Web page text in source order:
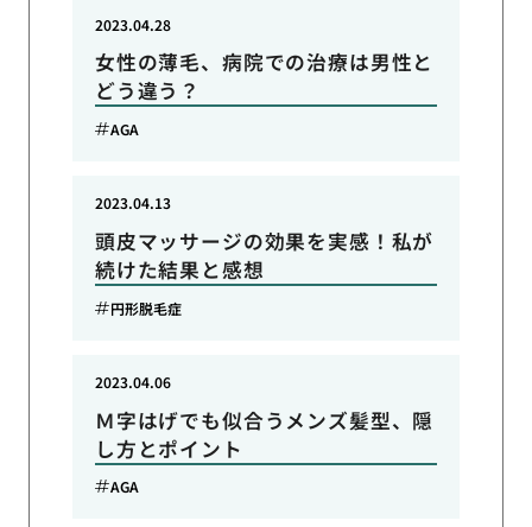
女性の薄毛、病院での治療は男性と
どう違う？
2023.04.28
AGA
頭皮マッサージの効果を実感！私が
続けた結果と感想
2023.04.13
円形脱毛症
Ｍ字はげでも似合うメンズ髪型、隠
し方とポイント
2023.04.06
AGA